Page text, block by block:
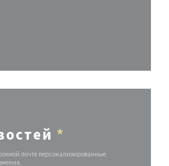
*
почте персонализированные